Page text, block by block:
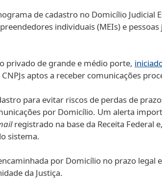
de cadastro no Domicílio Judicial
individuais (MEIs) e
privado de grande e médio porte,
aptos a receber comunicações
para evitar riscos de perdas de
por Domicílio. Um alerta
registrado na base da Receita Federal
sistema.
por Domicílio no prazo legal
da Justiça.